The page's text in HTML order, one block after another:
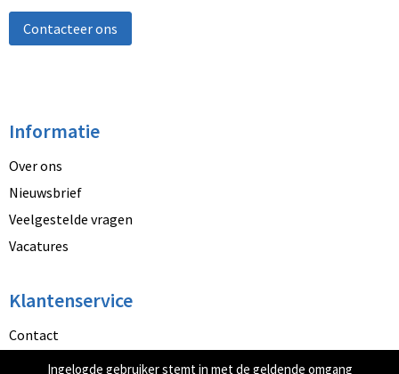
Contacteer ons
Informatie
Over ons
Nieuwsbrief
Veelgestelde vragen
Vacatures
Klantenservice
Contact
Betaalmethoden
Ingelogde gebruiker stemt in met de geldende omgang